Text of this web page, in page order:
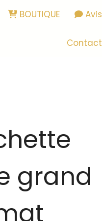
BOUTIQUE Avis
Contact
grand